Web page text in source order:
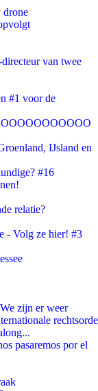
drone
van twee
#1 voor de
IJsland en
#16
relatie?
- Volg ze hier! #3
zijn er weer
rechtsorde
pasaremos por el